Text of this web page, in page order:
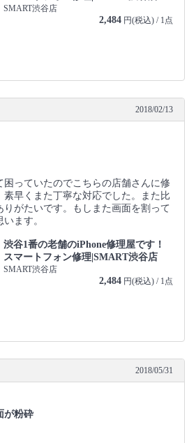
SMART渋谷店
2,484 円(税込) / 1点
2018/02/13
困っていたのでこちらの店舗さんに修
素早くまた丁寧な対応でした。また比
りがたいです。もしまた画面を割って
ます。
渋谷1番の老舗のiPhone修理屋です！
スマートフォン修理|SMART渋谷店
SMART渋谷店
2,484 円(税込) / 1点
2018/05/31
が粉砕